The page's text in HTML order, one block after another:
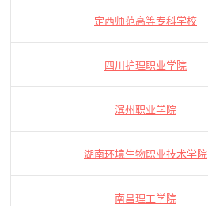
定西师范高等专科学校
四川护理职业学院
滨州职业学院
湖南环境生物职业技术学院
南昌理工学院